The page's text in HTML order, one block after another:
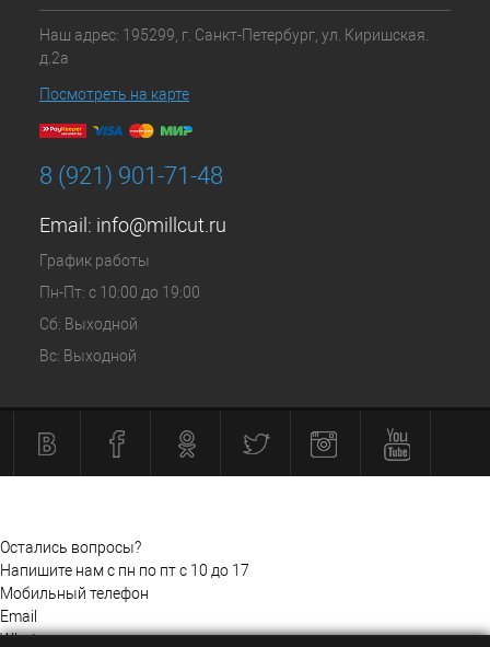
Наш адрес: 195299, г. Санкт-Петербург, ул. Киришская.
д.2а
Посмотреть на карте
8 (921) 901-71-48
Email: info@millcut.ru
График работы
Пн-Пт: с 10:00 до 19:00
Сб: Выходной
Вс: Выходной
Остались вопросы?
Напишите нам с пн по пт с 10 до 17
Мобильный телефон
Email
Whatsapp